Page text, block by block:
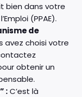
bien dans votre
(PPAE).
de
avez choisi votre
obtenir un
:C’est là